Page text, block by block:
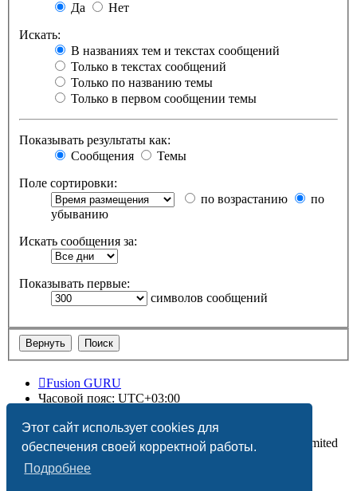
Этот сайт использует cookies для
обеспечения своей корректной работы.
Подробнее
Да
Нет
Искать:
В названиях тем и текстах сообщений
Только в текстах сообщений
Только по названию темы
Только в первом сообщении темы
Показывать результаты как:
Сообщения
Темы
Поле сортировки:
по возрастанию
по
убыванию
Искать сообщения за:
Показывать первые:
символов сообщений
Fusion GURU
Часовой пояс: UTC+03:00
Создано на основеphpBB® Forum Software © phpBB Limited